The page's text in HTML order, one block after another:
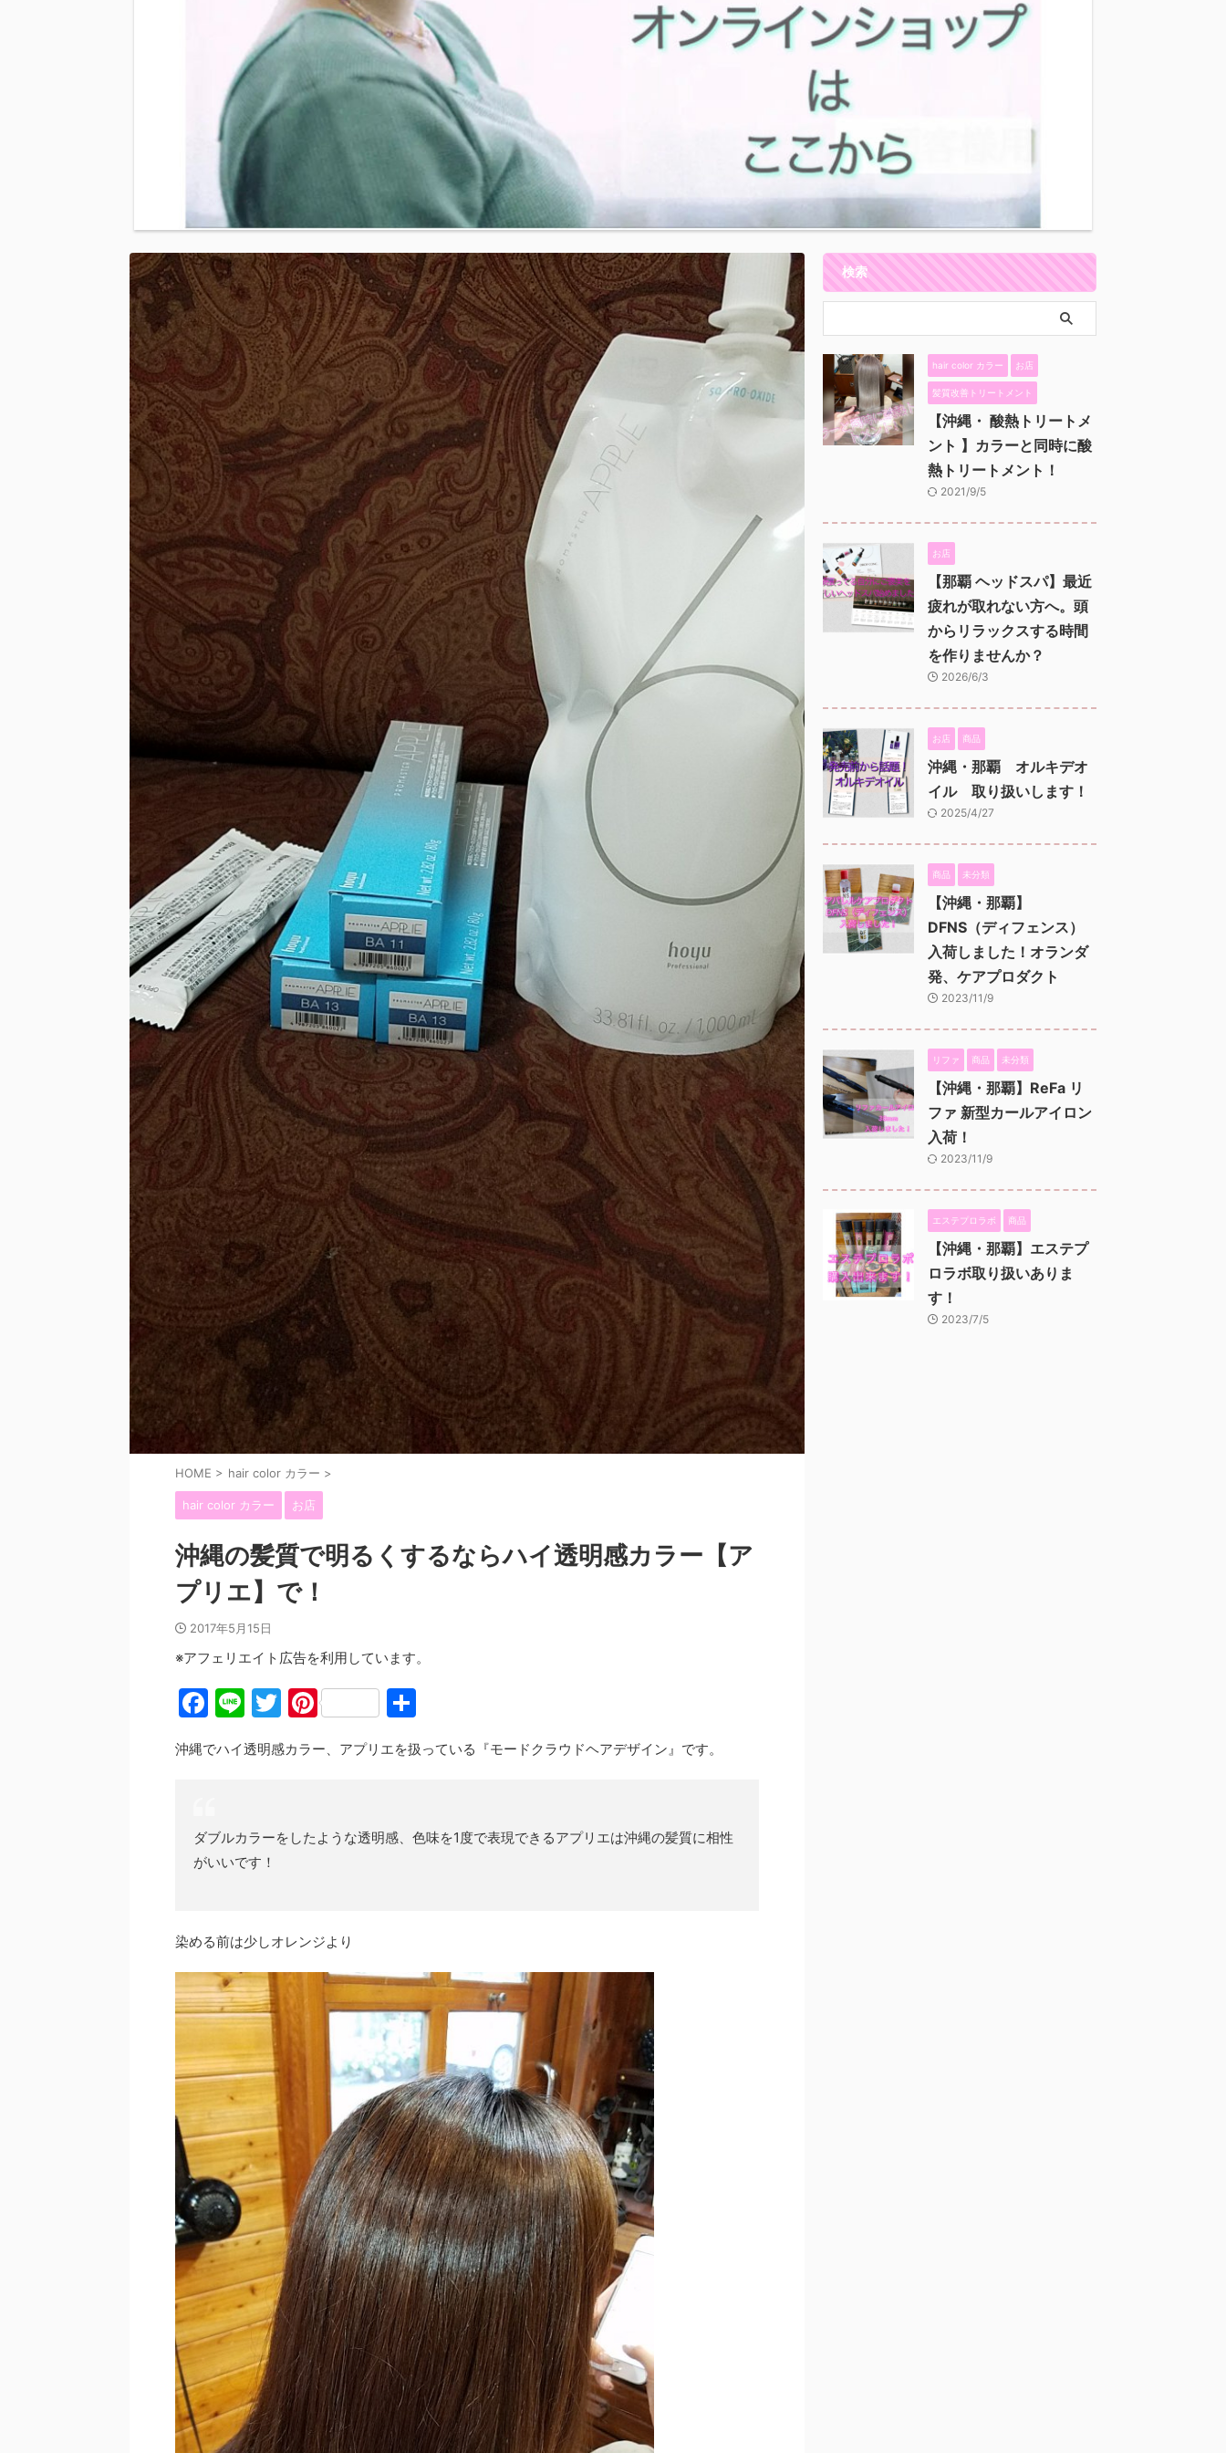
HOME > hair color カラー >
hair color カラー お店
沖縄の髪質で明るくするならハイ透明感カラー【ア
プリエ】で！
2017年5月15日
※アフェリエイト広告を利用しています。
F
c
o
o
Li
e
T
itt
Pi
er
沖縄でハイ透明感カラー、アプリエを扱っている『モードクラウドヘアデザイン』です。
ダブルカラーをしたような透明感、色味を1度で表現できるアプリエは沖縄の髪質に相性
がいいです！
染める前は少しオレンジより
検索
hair color カラー お店
髪質改善トリートメント
【沖縄・ 酸熱トリートメ
ント 】カラーと同時に酸
熱トリートメント！
2021/9/5
お店
【那覇 ヘッドスパ】最近
疲れが取れない方へ。頭
からリラックスする時間
を作りませんか？
2026/6/3
お店 商品
沖縄・那覇 オルキデオ
イル 取り扱いします！
2025/4/27
商品 未分類
【沖縄・那覇】
DFNS（ディフェンス）
入荷しました！オランダ
発、ケアプロダクト
2023/11/9
リファ 商品 未分類
【沖縄・那覇】ReFa リ
ファ 新型カールアイロン
入荷！
2023/11/9
エステプロラボ 商品
【沖縄・那覇】エステプ
ロラボ取り扱いありま
す！
2023/7/5